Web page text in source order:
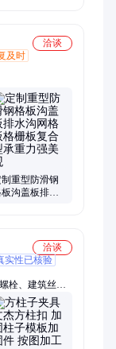
洽谈
及时
制重型防滑钢
沟盖板排水
洽谈
实性已核验
栓、建筑丝
钢筋马凳、u
件、免拆收口
减速带、水泥
铁皮、浇筑模